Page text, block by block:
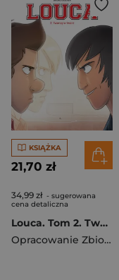
KSIĄŻKA
21,70 zł
34,99 zł - sugerowana
cena detaliczna
Louca. Tom 2. Twarzą w twarz
Opracowanie Zbiorowe